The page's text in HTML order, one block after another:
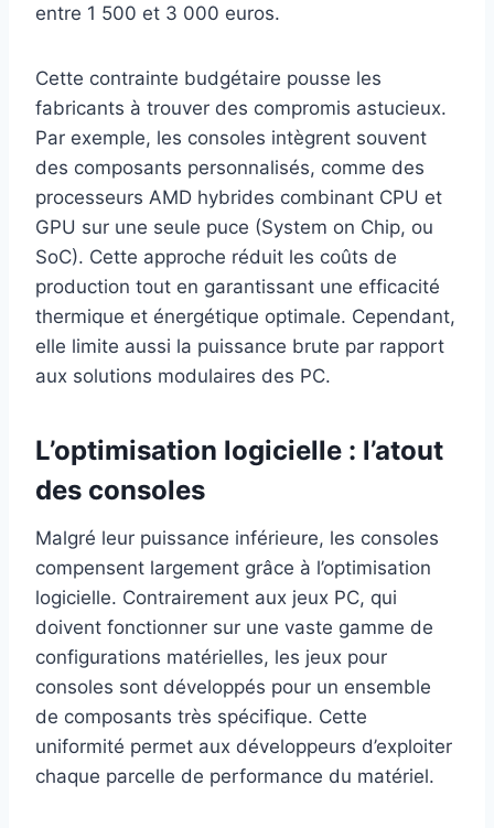
entre 1 500 et 3 000 euros.
Cette contrainte budgétaire pousse les
fabricants à trouver des compromis astucieux.
Par exemple, les consoles intègrent souvent
des composants personnalisés, comme des
processeurs AMD hybrides combinant CPU et
GPU sur une seule puce (System on Chip, ou
SoC). Cette approche réduit les coûts de
production tout en garantissant une efficacité
thermique et énergétique optimale. Cependant,
elle limite aussi la puissance brute par rapport
aux solutions modulaires des PC.
L’optimisation logicielle : l’atout
des consoles
Malgré leur puissance inférieure, les consoles
compensent largement grâce à l’optimisation
logicielle. Contrairement aux jeux PC, qui
doivent fonctionner sur une vaste gamme de
configurations matérielles, les jeux pour
consoles sont développés pour un ensemble
de composants très spécifique. Cette
uniformité permet aux développeurs d’exploiter
chaque parcelle de performance du matériel.